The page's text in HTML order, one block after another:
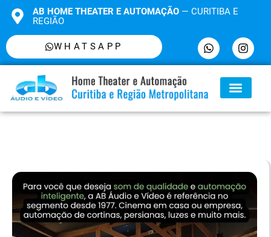
AB HOME THEATER E AUTOMAÇÃO— CURITIBA E
REGIÃO
WHATSAPP